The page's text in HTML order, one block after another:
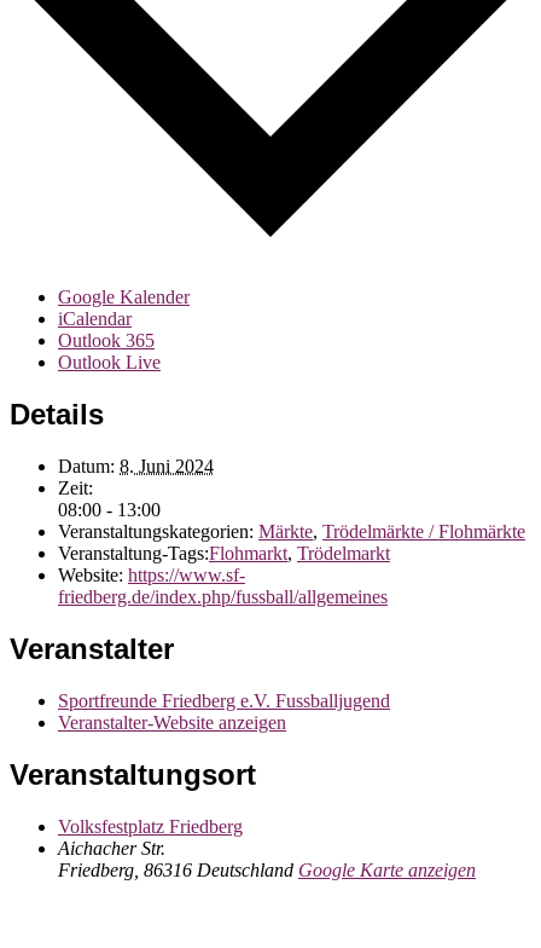
Google Kalender
iCalendar
Outlook 365
Outlook Live
Details
Datum: 8. Juni 2024
Zeit:
08:00 - 13:00
Veranstaltungskategorien: Märkte, Trödelmärkte / Flohmärkte
Veranstaltung-Tags:Flohmarkt, Trödelmarkt
Website: https://www.sf-
friedberg.de/index.php/fussball/allgemeines
Veranstalter
Sportfreunde Friedberg e.V. Fussballjugend
Veranstalter-Website anzeigen
Veranstaltungsort
Volksfestplatz Friedberg
Aichacher Str.
Friedberg 86316 Deutschland Google Karte anzeigen